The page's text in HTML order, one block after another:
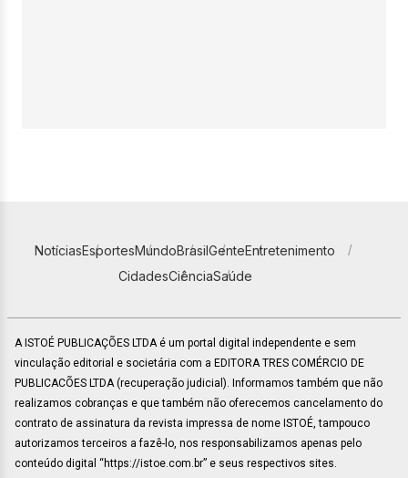
NotíciasEsportesMundoBrasilGenteEntretenimento
CidadesCiênciaSaúde
A ISTOÉ PUBLICAÇÕES LTDA é um portal digital independente e sem
vinculação editorial e societária com a EDITORA TRES COMÉRCIO DE
PUBLICACÕES LTDA (recuperação judicial). Informamos também que não
realizamos cobranças e que também não oferecemos cancelamento do
contrato de assinatura da revista impressa de nome ISTOÉ, tampouco
autorizamos terceiros a fazê-lo, nos responsabilizamos apenas pelo
conteúdo digital “https://istoe.com.br” e seus respectivos sites.